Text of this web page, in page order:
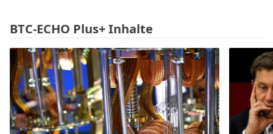
BTC-ECHO Plus+ Inhalte